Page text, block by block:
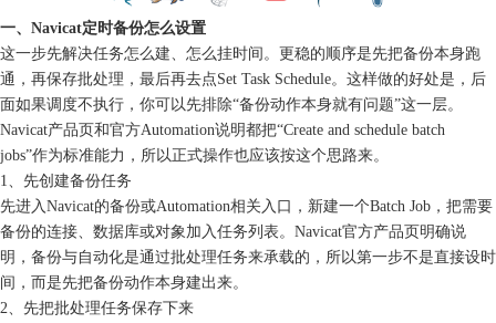
一、Navicat定时备份怎么设置
这一步先解决任务怎么建、怎么挂时间。更稳的顺序是先把备份本身跑
通，再保存批处理，最后再去点Set Task Schedule。这样做的好处是，后
面如果调度不执行，你可以先排除“备份动作本身就有问题”这一层。
Navicat产品页和官方Automation说明都把“Create and schedule batch
jobs”作为标准能力，所以正式操作也应该按这个思路来。
1、先创建备份任务
先进入Navicat的备份或Automation相关入口，新建一个Batch Job，把需要
备份的连接、数据库或对象加入任务列表。Navicat官方产品页明确说
明，备份与自动化是通过批处理任务来承载的，所以第一步不是直接设时
间，而是先把备份动作本身建出来。
2、先把批处理任务保存下来